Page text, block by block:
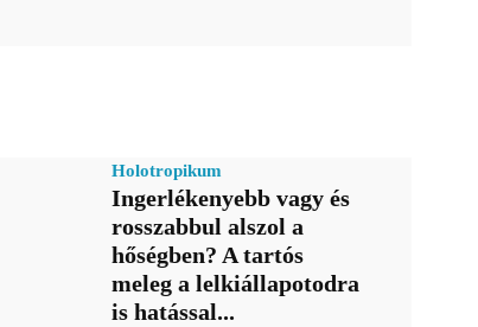
Holotropikum
Ingerlékenyebb vagy és
rosszabbul alszol a
hőségben? A tartós
meleg a lelkiállapotodra
is hatással...